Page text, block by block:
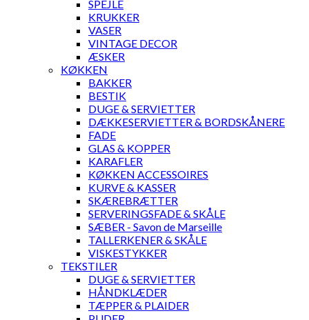
SPEJLE
KRUKKER
VASER
VINTAGE DECOR
ÆSKER
KØKKEN
BAKKER
BESTIK
DUGE & SERVIETTER
DÆKKESERVIETTER & BORDSKÅNERE
FADE
GLAS & KOPPER
KARAFLER
KØKKEN ACCESSOIRES
KURVE & KASSER
SKÆREBRÆTTER
SERVERINGSFADE & SKÅLE
SÆBER - Savon de Marseille
TALLERKENER & SKÅLE
VISKESTYKKER
TEKSTILER
DUGE & SERVIETTER
HÅNDKLÆDER
TÆPPER & PLAIDER